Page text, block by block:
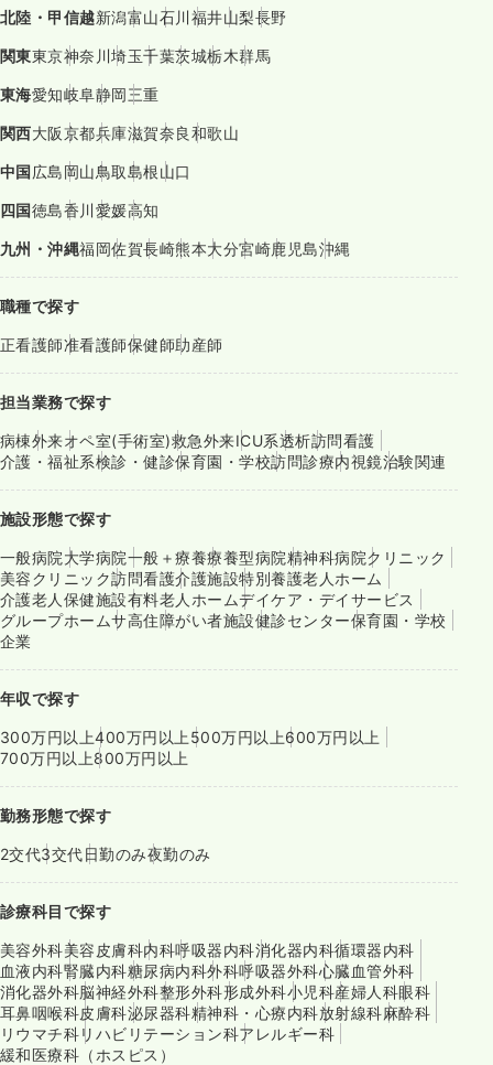
北陸・甲信越新潟富山石川福井山梨長野
関東東京神奈川埼玉千葉茨城栃木群馬
東海愛知岐阜静岡三重
関西大阪京都兵庫滋賀奈良和歌山
中国広島岡山鳥取島根山口
四国徳島香川愛媛高知
九州・沖縄福岡佐賀長崎熊本大分宮崎鹿児島沖縄
職種で探す
正看護師准看護師保健師助産師
担当業務で探す
病棟外来オペ室(手術室)救急外来ICU系透析訪問看護
介護・福祉系検診・健診保育園・学校訪問診療内視鏡治験関連
施設形態で探す
一般病院大学病院一般＋療養療養型病院精神科病院クリニック
美容クリニック訪問看護介護施設特別養護老人ホーム
介護老人保健施設有料老人ホームデイケア・デイサービス
グループホームサ高住障がい者施設健診センター保育園・学校
企業
年収で探す
300万円以上400万円以上 500万円以上600万円以上
700万円以上800万円以上
勤務形態で探す
2交代3交代日勤のみ夜勤のみ
診療科目で探す
美容外科美容皮膚科内科呼吸器内科消化器内科循環器内科
血液内科腎臓内科糖尿病内科外科呼吸器外科心臓血管外科
消化器外科脳神経外科整形外科形成外科小児科産婦人科眼科
耳鼻咽喉科皮膚科泌尿器科精神科・心療内科放射線科麻酔科
リウマチ科リハビリテーション科アレルギー科
緩和医療科（ホスピス）